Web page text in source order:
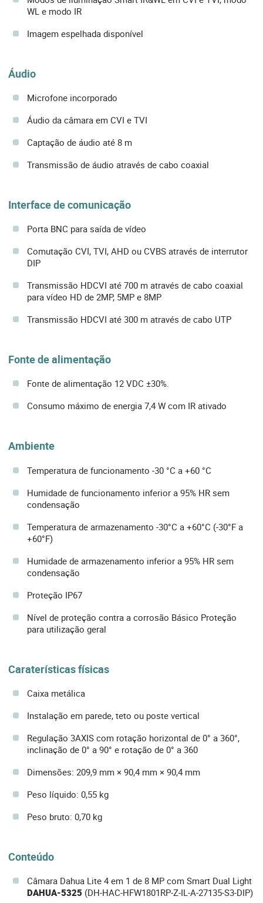
WL e modo IR
Imagem espelhada disponível
Áudio
Microfone incorporado
Áudio da câmara em CVI e TVI
Captação de áudio até 8 m
Transmissão de áudio através de cabo coaxial
Interface de comunicação
Porta BNC para saída de vídeo
Comutação CVI, TVI, AHD ou CVBS através de interrutor
DIP
Transmissão HDCVI até 700 m através de cabo coaxial
para vídeo HD de 2MP, 5MP e 8MP
Transmissão HDCVI até 300 m através de cabo UTP
Fonte de alimentação
Fonte de alimentação 12 VDC ±30%.
Consumo máximo de energia 7,4 W com IR ativado
Ambiente
Temperatura de funcionamento -30 °C a +60 °C
Humidade de funcionamento inferior a 95% HR sem
condensação
Temperatura de armazenamento -30°C a +60°C (-30°F a
+60°F)
Humidade de armazenamento inferior a 95% HR sem
condensação
Proteção IP67
Nível de proteção contra a corrosão Básico Proteção
para utilização geral
Caraterísticas físicas
Caixa metálica
Instalação em parede, teto ou poste vertical
Regulação 3AXIS com rotação horizontal de 0° a 360°,
inclinação de 0° a 90° e rotação de 0° a 360
Dimensões: 209,9 mm × 90,4 mm × 90,4 mm
Peso líquido: 0,55 kg
Peso bruto: 0,70 kg
Conteúdo
Câmara Dahua Lite 4 em 1 de 8 MP com Smart Dual Light
DAHUA-5325 (DH-HAC-HFW1801RP-Z-IL-A-27135-S3-DIP)